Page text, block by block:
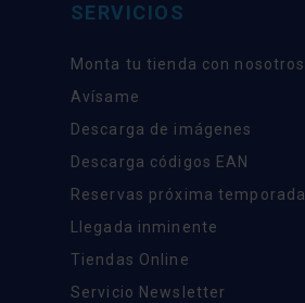
SERVICIOS
Monta tu tienda con nosotros
Avísame
Descarga de imágenes
Descarga códigos EAN
Reservas próxima temporada
Llegada inminente
Tiendas Online
Servicio Newsletter